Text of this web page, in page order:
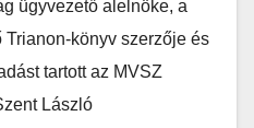
ügyvezető alelnöke, a
könyv szerzője és
tartott az MVSZ
László